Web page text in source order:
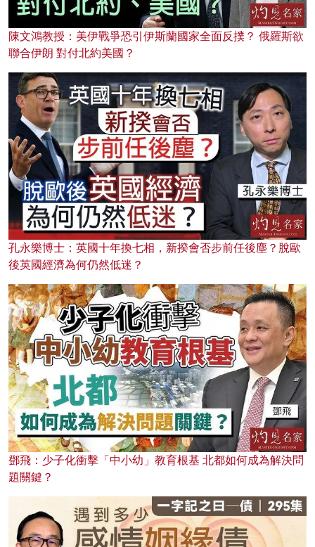
陳文鴻教授：美伊戰爭恐引伊斯蘭國家全面反撲？ 俄羅斯欲
聯合伊朗 對付北約美國？
孔永樂博士：英國十年換七相，新揆會否步前任後塵？脫歐
後英國經濟為何仍然低迷？
鄧飛：少子化衝擊「中小幼」教育根基 北都如何成為解決問
題關鍵？